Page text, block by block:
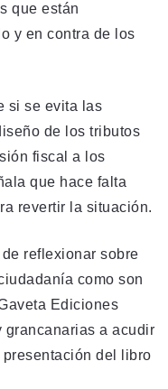
que están
y en contra de los
si se evita las
de los tributos
fiscal a los
que hace falta
revertir la situación.
reflexionar sobre
como son
Ediciones
grancanarias a acudir
del libro